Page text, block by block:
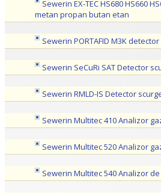
Sewerin EX-TEC HS680 HS660
metan propan butan etan
Sewerin PORTAFID M3K
Sewerin SeCuRi SAT Detector
Sewerin RMLD-IS Detector
Sewerin Multitec 410 Analizor
Sewerin Multitec 520 Analizor
Sewerin Multitec 540 Analizor